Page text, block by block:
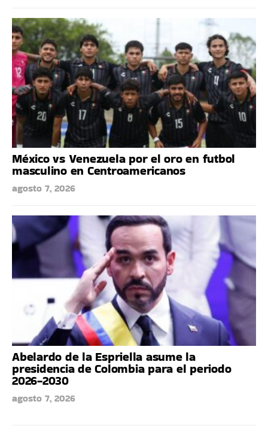
México vs Venezuela por el oro en futbol
masculino en Centroamericanos
agosto 7, 2026
Abelardo de la Espriella asume la
presidencia de Colombia para el periodo
2026-2030
agosto 7, 2026